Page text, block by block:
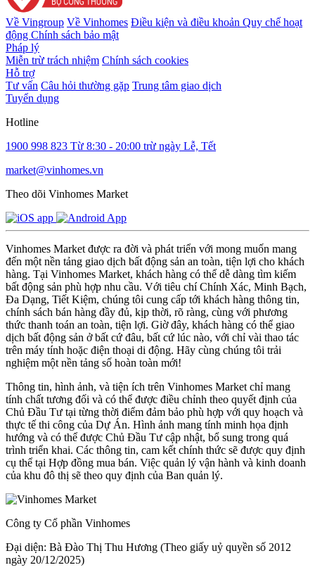
Về Vingroup Về Vinhomes Điều kiện và điều khoản Quy chế hoạt
động Chính sách bảo mật
Pháp lý
Miễn trừ trách nhiệm Chính sách cookies
Hỗ trợ
Tư vấn Câu hỏi thường gặp Trung tâm giao dịch
Tuyển dụng
Hotline
1900 998 823 Từ 8:30 - 20:00 trừ ngày Lễ, Tết
market@vinhomes.vn
Theo dõi Vinhomes Market
Vinhomes Market được ra đời và phát triển với mong muốn mang
đến một nền tảng giao dịch bất động sản an toàn, tiện lợi cho khách
hàng. Tại Vinhomes Market, khách hàng có thể dễ dàng tìm kiếm
bất động sản phù hợp nhu cầu. Với tiêu chí Chính Xác, Minh Bạch,
Đa Dạng, Tiết Kiệm, chúng tôi cung cấp tới khách hàng thông tin,
chính sách bán hàng đầy đủ, kịp thời, rõ ràng, cùng với phương
thức thanh toán an toàn, tiện lợi. Giờ đây, khách hàng có thể giao
dịch bất động sản ở bất cứ đâu, bất cứ lúc nào, với chỉ vài thao tác
trên máy tính hoặc điện thoại di động. Hãy cùng chúng tôi trải
nghiệm một nền tảng số hoàn toàn mới!
Thông tin, hình ảnh, và tiện ích trên Vinhomes Market chỉ mang
tính chất tương đối và có thể được điều chỉnh theo quyết định của
Chủ Đầu Tư tại từng thời điểm đảm bảo phù hợp với quy hoạch và
thực tế thi công của Dự Án. Hình ảnh mang tính minh họa định
hướng và có thể được Chủ Đầu Tư cập nhật, bổ sung trong quá
trình triển khai. Các thông tin, cam kết chính thức sẽ được quy định
cụ thể tại Hợp đồng mua bán. Việc quản lý vận hành và kinh doanh
của khu đô thị sẽ theo quy định của Ban quản lý.
Công ty Cổ phần Vinhomes
Đại diện: Bà Đào Thị Thu Hương (Theo giấy uỷ quyền số 2012
ngày 20/12/2025)